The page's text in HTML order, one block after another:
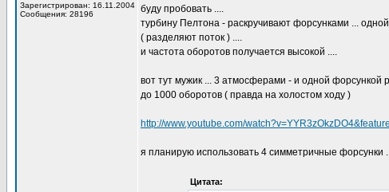
Зарегистрирован: 16.11.2004
Сообщения: 28196
буду пробовать ....
турбину Пелтона - раскручивают форсунками ...
( разделяют поток ) ....
и частота оборотов получается высокой ....
вот тут мужик ... 3 атмосферами - и одной форсункой
до 1000 оборотов ( правда на холостом ходу )
http://www.youtube.com/
я планирую использовать 4 симметричные форсунки
Цитата: